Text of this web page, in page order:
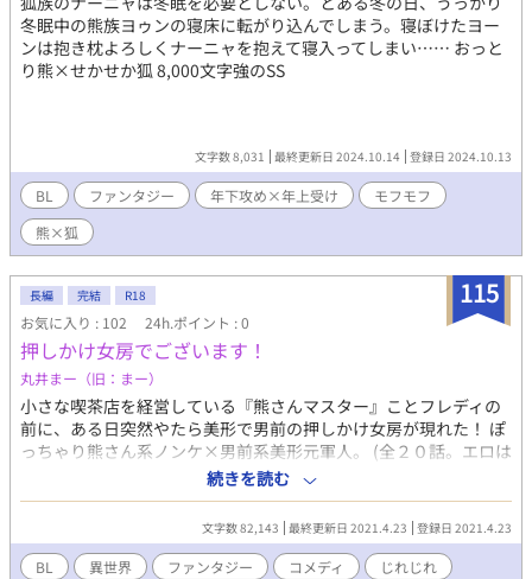
冬眠中の熊族ヨゥンの寝床に転がり込んでしまう。寝ぼけたヨー
ンは抱き枕よろしくナーニャを抱えて寝入ってしまい…… おっと
り熊×せかせか狐 8,000文字強のSS
文字数 8,031 最終更新日 2024.10.14 登録日 2024.10.13
BL ファンタジー 年下攻め×年上受け
モフモフ
熊×狐
115
長編 完結 R18
お気に入り : 102 24h.ポイント : 0
押しかけ女房でございます！
丸井まー（旧：まー）
小さな喫茶店を経営している『熊さんマスター』ことフレディの
前に、ある日突然やたら美形で男前の押しかけ女房が現れた！ ぽ
っちゃり熊さん系ノンケ×男前系美形元軍人。 (全２０話。エロは
予告なしです。よろしくお願いいたします) ※ムーンライトノベル
ズさんでも公開しております。
続きを読む
文字数 82,143 最終更新日 2021.4.23 登録日 2021.4.23
BL 異世界 ファンタジー コメディ
じれじれ